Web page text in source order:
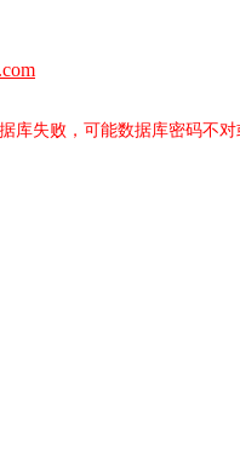
库失败，可能数据库密码不